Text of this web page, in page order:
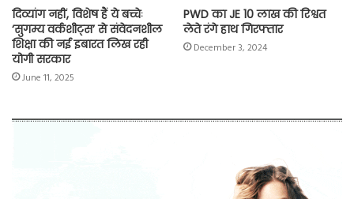
दिव्यांग नहीं, विशेष हैं ये बच्चेः
‘सुगम्य वर्कशीट्स’ से संवेदनशील
शिक्षा की नई इबारत लिख रही
योगी सरकार
June 11, 2025
PWD का JE 10 लाख की रिश्वत
लेते रंगे हाथ गिरफ्तार
December 3, 2024